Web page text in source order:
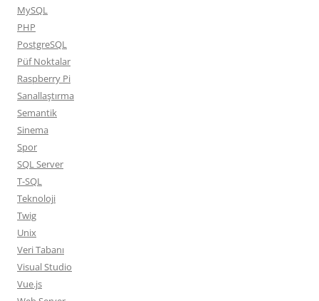
MySQL
PHP
PostgreSQL
Püf Noktalar
Raspberry Pi
Sanallaştırma
Semantik
Sinema
Spor
SQL Server
T-SQL
Teknoloji
Twig
Unix
Veri Tabanı
Visual Studio
Vue.js